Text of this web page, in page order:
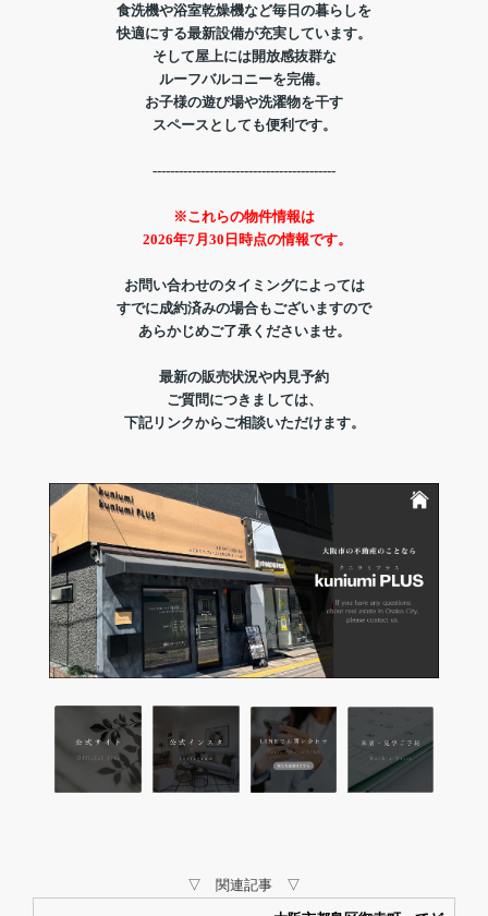
食洗機や浴室乾燥機など毎日の暮らしを
快適にする最新設備が充実しています。
そして屋上には開放感抜群な
ルーフバルコニーを完備。
お子様の遊び場や洗濯物を干す
スペースとしても便利です。
------------------------------------------
※これらの物件情報は
2026年7月30日時点の情報です。
お問い合わせのタイミングによっては
すでに成約済みの場合もございますので
あらかじめご了承くださいませ。
最新の販売状況や内見予約
ご質問につきましては、
下記リンクからご相談いただけます。
▽ 関連記事 ▽